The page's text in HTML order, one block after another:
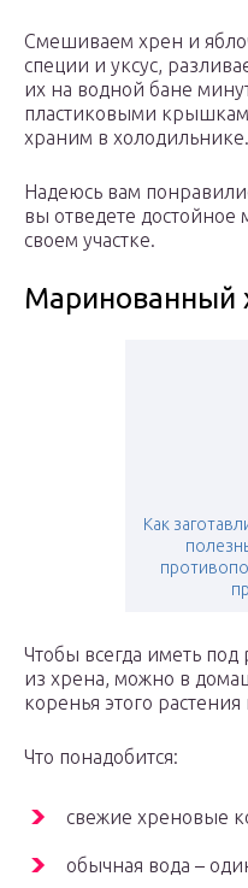
Смешиваем хрен и
специи и уксус,
их на водной бане
пластиковыми
храним в холодильнике.
Надеюсь вам
вы отведете достойное
своем участке.
Маринованный
Как
Чтобы всегда иметь
из хрена, можно в
коренья этого растения
Что понадобится:
свежие хреновые
обычная вода –